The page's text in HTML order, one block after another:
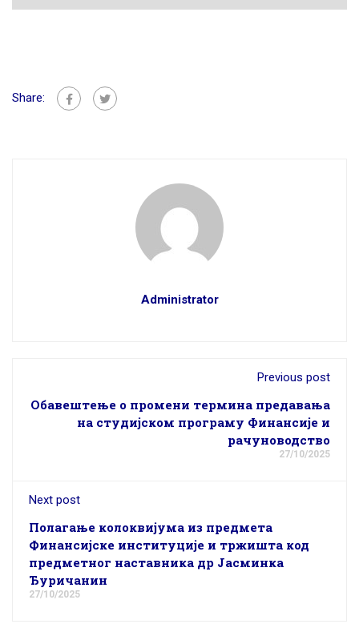
Share:
Administrator
Previous post
Обавештење о промени термина предавања
на студијском програму Финансије и
рачуноводство
27/10/2025
Next post
Полагање колоквијума из предмета
Финансијске институције и тржишта код
предметног наставника др Јасминка
Ђуричанин
27/10/2025